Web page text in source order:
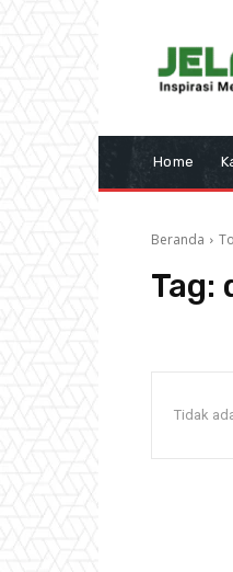
Home
Beranda
Tag:
Tidak